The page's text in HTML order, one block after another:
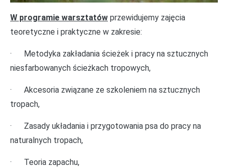
W programie warsztatów przewidujemy zajęcia
teoretyczne i praktyczne w zakresie:
· Metodyka zakładania ścieżek i pracy na sztucznych
niesfarbowanych ścieżkach tropowych,
· Akcesoria związane ze szkoleniem na sztucznych
tropach,
· Zasady układania i przygotowania psa do pracy na
naturalnych tropach,
· Teoria zapachu,